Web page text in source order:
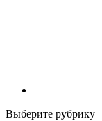
Выберите рубрику